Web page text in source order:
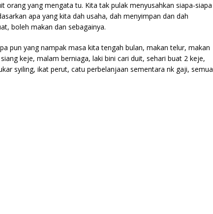
orang yang mengata tu. Kita tak pulak menyusahkan siapa-siapa
apa yang kita dah usaha, dah menyimpan dan dah
boleh makan dan sebagainya.
pun yang nampak masa kita tengah bulan, makan telur, makan
keje, malam berniaga, laki bini cari duit, sehari buat 2 keje,
syiling, ikat perut, catu perbelanjaan sementara nk gaji, semua